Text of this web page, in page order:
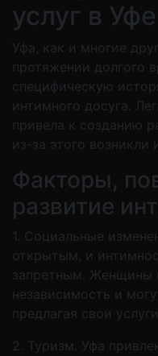
услуг в Уфе
Уфа, как и многие
протяжении долгого
специфическую
интимного досуга.
привела к созданию
из-за этого
Факторы,
развитие
1. Социальные
открытым, и
запретным. Женщины
независимость и
предлагая свои
2. Туризм. Уфа